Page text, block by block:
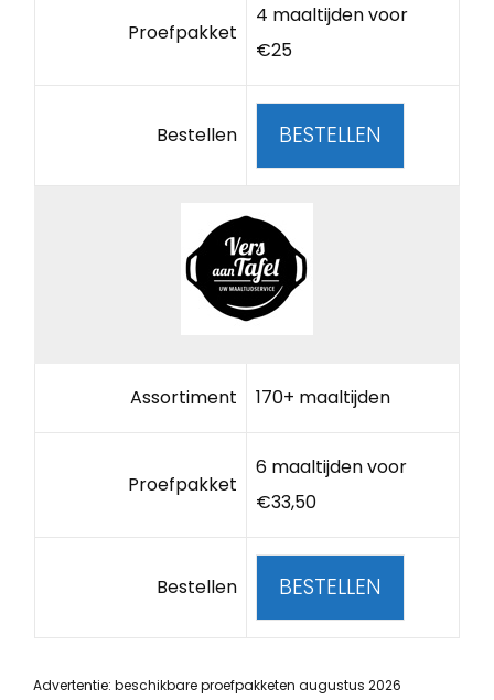
Proefpakket
4 maaltijden voor
€25
Bestellen BESTELLEN
Assortiment 170+ maaltijden
Proefpakket
6 maaltijden voor
€33,50
Bestellen BESTELLEN
Advertentie: beschikbare proefpakketen augustus 2026